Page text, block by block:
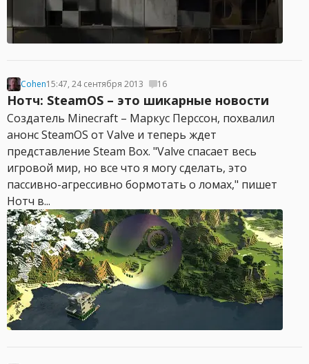
Cohen15:47, 24 сентября 2013 16
Нотч: SteamOS – это шикарные новости
Создатель Minecraft – Маркус Перссон, похвалил
анонс SteamOS от Valve и теперь ждет
представление Steam Box. "Valve спасает весь
игровой мир, но все что я могу сделать, это
пассивно-агрессивно бормотать о ломах," пишет
Нотч в...